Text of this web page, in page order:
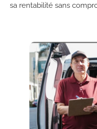
sa rentabilité sans